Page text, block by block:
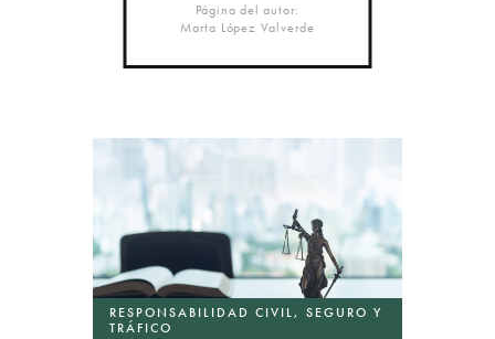
Página del autor:
Marta López Valverde
RESPONSABILIDAD CIVIL, SEGURO Y
TRÁFICO